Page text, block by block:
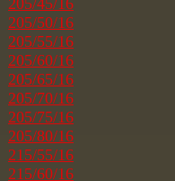
205/45/16
205/50/16
205/55/16
205/60/16
205/65/16
205/70/16
205/75/16
205/80/16
215/55/16
215/60/16